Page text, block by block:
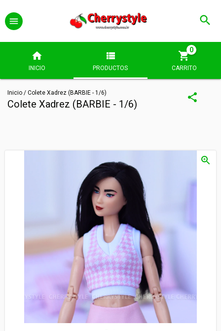
INICIO PRODUCTOS CARRITO
0
Inicio / Colete Xadrez (BARBIE - 1/6)
Colete Xadrez (BARBIE - 1/6)